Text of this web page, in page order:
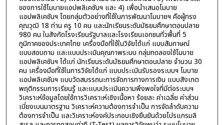
ของการใช้โมบายแอปพลิเคชันฯ และ 4) เพื่อนำเสนอโมบาย
แอปพลิเคชันฯ โดยกลุ่มตัวอย่างที่ใช้ในการพัฒนาโมบายฯ คือผู้ทรง
คุณวุฒิ 18 ท่าน ครู 10 คน และนักเรียนระดับมัธยมศึกษาตอนปลาย
980 คน ในสังกัดโรงเรียนรัฐบาลและโรงเรียนเอกชนทั่วพื้นที่ 5
ภูมิภาคของประเทศไทย เครื่องมือที่ใช้ในวิจัยได้แก่ แบบสัมภาษณ์
แบบสอบถาม และแบบประเมินคุณภาพระบบ กลุ่มทดลองใช้โมบาย
แอปพลิเคชันฯ ได้แก่ นักเรียนระดับมัธยมศึกษาตอนปลาย จำนวน 30
คน เครื่องมือที่ใช้ในการวิจัยได้แก่ แบบประเมินรับรองระบบฯ โมบาย
แอปพลิเคชันฯ แบบวัดสมรรถนะการจัดการทางการเงิน แบบสังเกต
พฤติกรรมการเรียนรู้ และแบบประเมินความพึงพอใจที่มีต่อระบบฯ
วิเคราะห์ข้อมูลโดยใช้การวิเคราะห์เชิงเนื้อหา ร้อยละ ค่าเฉลี่ย ค่าส่วน
เบี่ยงเบนมาตรฐาน วิเคราะห์ความต้องการจำเป็น การจัดลำดับความ
ต้องการจำเป็น และวิเคราะห์องค์ประกอบเชิงยืนยันด้วยโปรแกรมลิ